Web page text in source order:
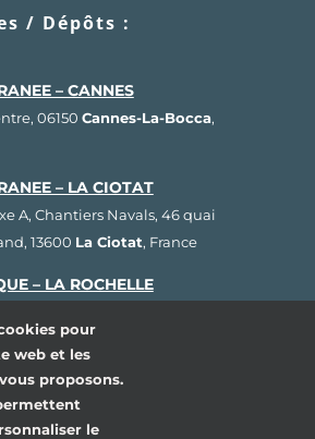
/ Dépôts :
– CANNES
06150 Cannes-La-Bocca,
– LA CIOTAT
A, Chantiers Navals, 46 quai
13600 La Ciotat, France
– LA ROCHELLE
– LORIENT
Bloc K2, 56100
pour
web et les
proposons.
le